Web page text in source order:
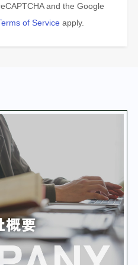
and the Google
of Service apply.